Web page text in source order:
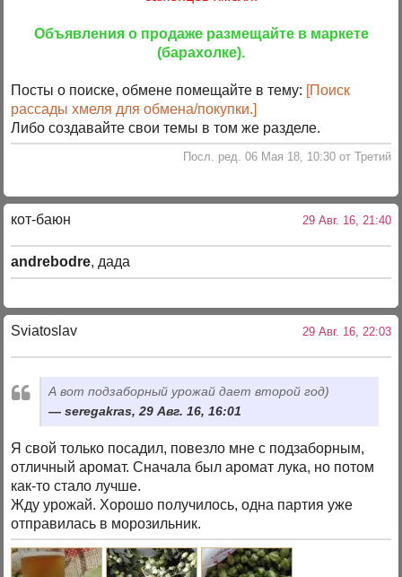
Объявления о продаже размещайте в маркете
(барахолке).
Посты о поиске, обмене помещайте в тему: [Поиск
рассады хмеля для обмена/покупки.]
Либо создавайте свои темы в том же разделе.
Посл. ред. 06 Мая 18, 10:30 от Третий
кот-баюн 29 Авг. 16, 21:40
andrebodre, дада
Sviatoslav 29 Авг. 16, 22:03
А вот подзаборный урожай дает второй год)
seregakras, 29 Авг. 16, 16:01
Я свой только посадил, повезло мне с подзаборным,
отличный аромат. Сначала был аромат лука, но потом
как-то стало лучше.
Жду урожай. Хорошо получилось, одна партия уже
отправилась в морозильник.